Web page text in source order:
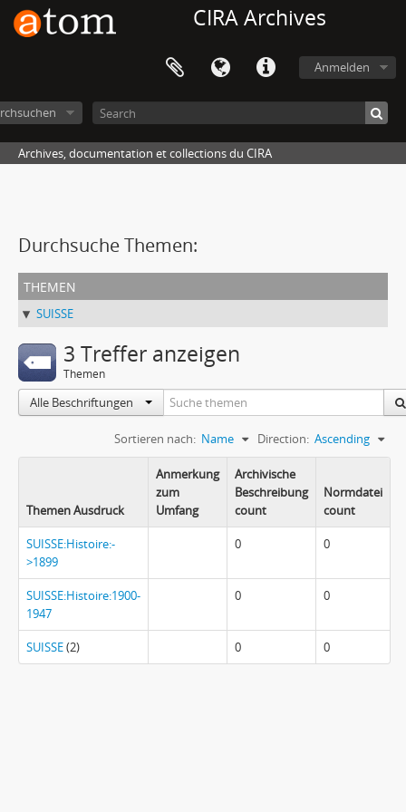
CIRA Archives
Anmelden
Archives, documentation et collections du CIRA
Durchsuche Themen:
themen
SUISSE
3 Treffer anzeigen
Themen
Alle Beschriftungen
Sortieren nach: Name Direction: Ascending
Themen Ausdruck
Anmerkung
zum
Umfang
Archivische
Beschreibung
count
Normdatei
count
SUISSE:Histoire:-
>1899
0 0
SUISSE:Histoire:1900-
1947
0 0
SUISSE(2) 0 0